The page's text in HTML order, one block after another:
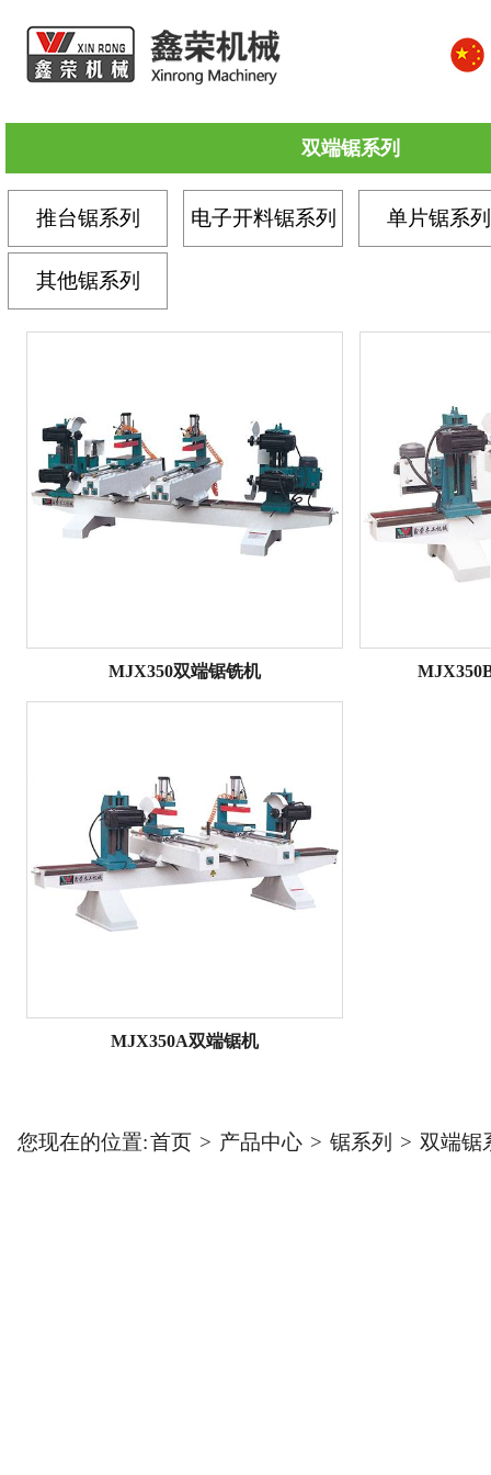
双端锯系列
推台锯系列 电子开料锯系列 单片锯系列
其他锯系列
MJX350双端锯铣机
MJX350A双端锯机
您现在的位置:首页 > 产品中心 > 锯系列 > 双端锯